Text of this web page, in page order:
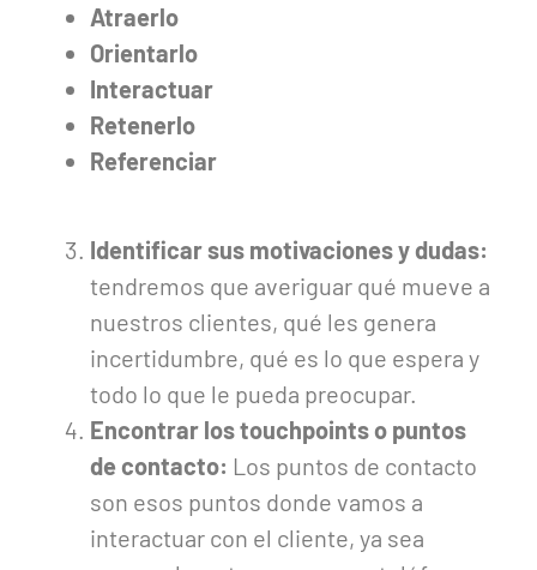
Atraerlo
Orientarlo
Interactuar
Retenerlo
Referenciar
Identificar sus motivaciones y dudas:
tendremos que averiguar qué mueve a
nuestros clientes, qué les genera
incertidumbre, qué es lo que espera y
todo lo que le pueda preocupar.
Encontrar los touchpoints o puntos
de contacto: Los puntos de contacto
son esos puntos donde vamos a
interactuar con el cliente, ya sea